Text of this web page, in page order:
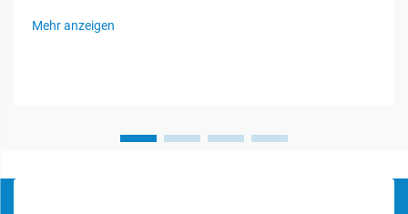
Erhaltung der Signalintegrität und der optimalen
Mehr anzeigen